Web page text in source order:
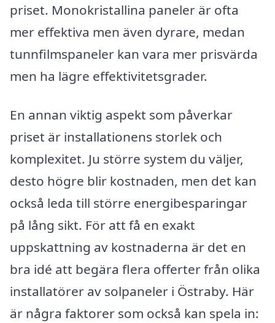
priset. Monokristallina paneler är ofta
mer effektiva men även dyrare, medan
tunnfilmspaneler kan vara mer prisvärda
men ha lägre effektivitetsgrader.
En annan viktig aspekt som påverkar
priset är installationens storlek och
komplexitet. Ju större system du väljer,
desto högre blir kostnaden, men det kan
också leda till större energibesparingar
på lång sikt. För att få en exakt
uppskattning av kostnaderna är det en
bra idé att begära flera offerter från olika
installatörer av solpaneler i Östraby. Här
är några faktorer som också kan spela in: